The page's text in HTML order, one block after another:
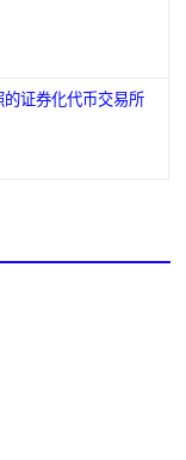
证券化代币交易所